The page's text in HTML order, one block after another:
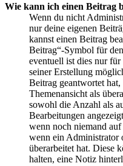
Wie kann ich einen Beitrag
Wenn du nicht
nur deine eigenen
kannst einen Beitrag
Beitrag“-Symbol für
eventuell ist dies nur
seiner Erstellung
Beitrag geantwortet
Themenansicht als
sowohl die Anzahl als
Bearbeitungen
wenn noch niemand
wenn ein Administrator
überarbeitet hat. Diese
halten, eine Notiz